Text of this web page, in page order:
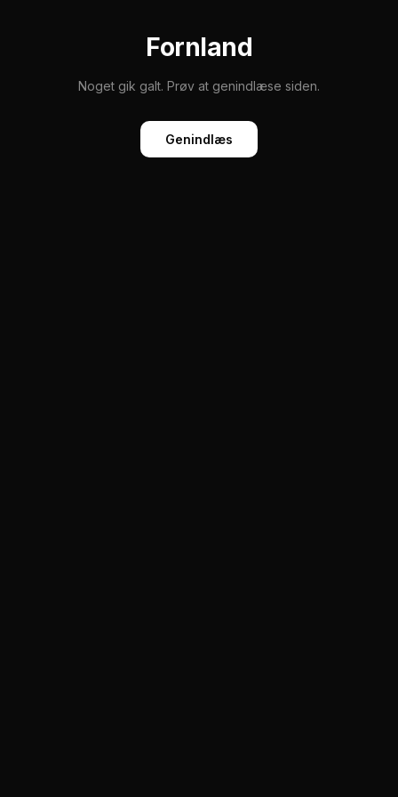
Fornland
Noget gik galt. Prøv at genindlæse siden.
Genindlæs